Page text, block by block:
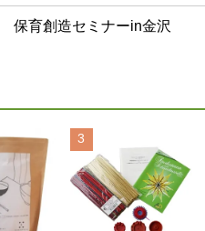
保育創造セミナーin金沢
3